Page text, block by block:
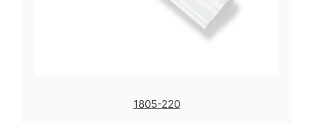
1805-220